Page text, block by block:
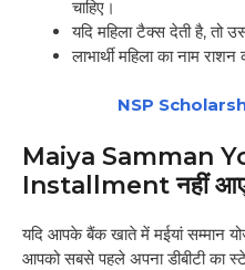
चाहिए।
यदि महिला टैक्स देती है, तो
लाभार्थी महिला का नाम राशन
NSP
Maiya Samman
Installment नहीं आए
यदि आपके बैंक खाते में मईयां सम्मान
आपको सबसे पहले अपना डीबीटी का